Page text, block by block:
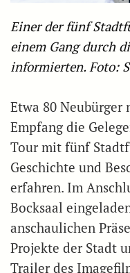
Einer der fünf
einem Gang durch
informierten. Foto:
Etwa 80
Empfang die
Tour mit fünf
Geschichte und
erfahren. Im
Bocksaal
anschaulichen
Projekte der Stadt
Trailer des